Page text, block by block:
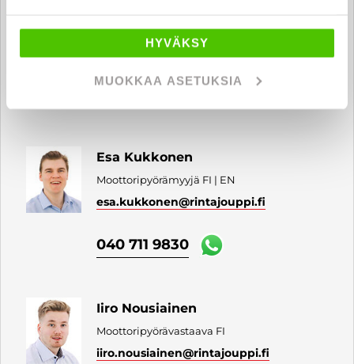
HYVÄKSY
MUOKKAA ASETUKSIA
Auto- ja moottoripyörämyyjä FI | EN
vilhelmi.tiitu @rintajouppi.fi
Esa Kukkonen
Moottoripyörämyyjä FI | EN
esa.kukkonen@rintajouppi.fi
040 711 9830
Iiro Nousiainen
Moottoripyörävastaava FI
iiro.nousiainen@rintajouppi.fi